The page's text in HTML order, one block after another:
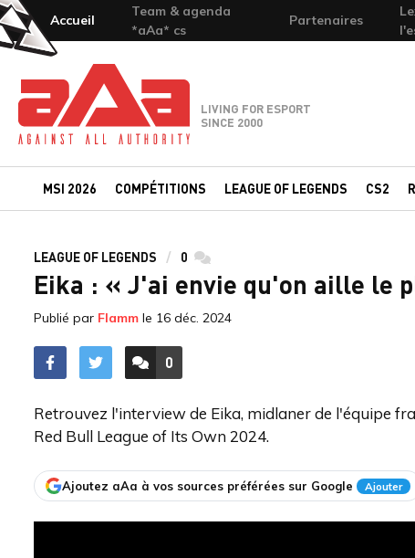
Accueil
Team & agenda
*aAa* cs
Partenaires
Team-aAa - against All authority
LIVING FOR ESPORT
SINCE 2000
MSI 2026 COMPÉTITIONS LEAGUE OF LEGENDS CS2
LEAGUE OF LEGENDS 0 commentaires
Eika : « J'ai envie qu'on aille le
Publié par Flamm le 16 déc. 2024
ACCÉDER AUX
0
COMMENTAIRES
Retrouvez l'interview de Eika, midlaner de l'équipe
Red Bull League of Its Own 2024.
Ajoutez aAa à vos sources préférées sur Google Ajouter